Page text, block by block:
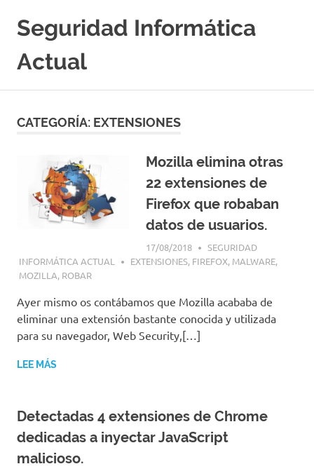
contenido
Seguridad Informática
Actual
Seguridad
Hacking
Ciberseguridad
Cursos
Libros
|
Revistas
Enlaces
CATEGORÍA: EXTENSIONES
Mozilla elimina otras
22 extensiones de
Firefox que robaban
datos de usuarios.
17/08/2018
SEGURIDAD
INFORMÁTICA ACTUAL
EXTENSIONES, FIREFOX, MALWARE,
MOZILLA, ROBAR
Ayer mismo os contábamos que Mozilla acababa de
eliminar una extensión bastante conocida y utilizada
para su navegador, Web Security,[…]
LEE MÁS
Detectadas 4 extensiones de Chrome
dedicadas a inyectar JavaScript
malicioso.